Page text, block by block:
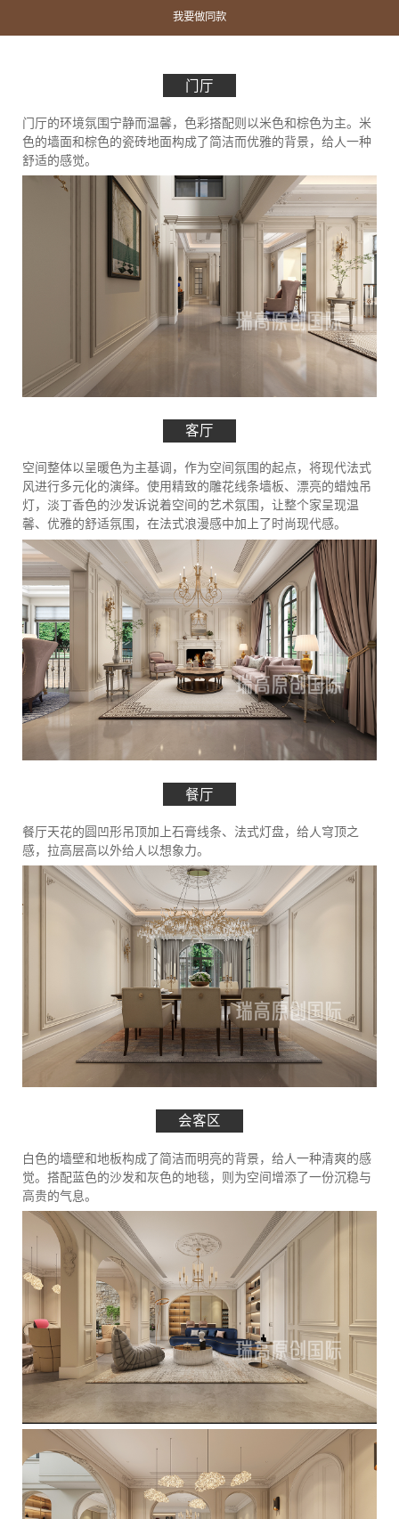
我要做同款
门厅
门厅的环境氛围宁静而温馨，色彩搭配则以米色和棕色为主。米
色的墙面和棕色的瓷砖地面构成了简洁而优雅的背景，给人一种
舒适的感觉。
客厅
空间整体以呈暖色为主基调，作为空间氛围的起点，将现代法式
风进行多元化的演绎。使用精致的雕花线条墙板、漂亮的蜡烛吊
灯，淡丁香色的沙发诉说着空间的艺术氛围，让整个家呈现温
馨、优雅的舒适氛围，在法式浪漫感中加上了时尚现代感。
餐厅
餐厅天花的圆凹形吊顶加上石膏线条、法式灯盘，给人穹顶之
感，拉高层高以外给人以想象力。
会客区
白色的墙壁和地板构成了简洁而明亮的背景，给人一种清爽的感
觉。搭配蓝色的沙发和灰色的地毯，则为空间增添了一份沉稳与
高贵的气息。